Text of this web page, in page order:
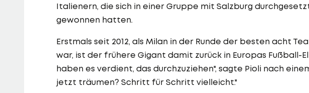
Italienern, die sich in einer Gruppe mit Salzburg
gewonnen hatten.
Erstmals seit 2012, als Milan in der Runde der besten acht
war, ist der frühere Gigant damit zurück in Europas Fußball-
haben es verdient, das durchzuziehen", sagte Pioli nach
jetzt träumen? Schritt für Schritt vielleicht."